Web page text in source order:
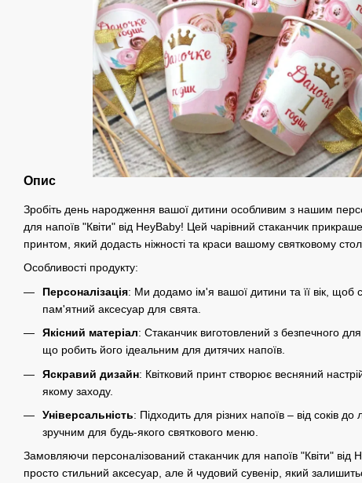
Опис
Зробіть день народження вашої дитини особливим з нашим
для напоїв "Квіти" від HeyBaby! Цей чарівний стаканчик
принтом, який додасть ніжності та краси вашому святковому
Особливості продукту:
Персоналізація: Ми додамо ім'я вашої дитини та її вік, щоб
пам'ятний аксесуар для свята.
Якісний матеріал: Стаканчик виготовлений з безпечного
що робить його ідеальним для дитячих напоїв.
Яскравий дизайн: Квітковий принт створює весняний
якому заходу.
Універсальність: Підходить для різних напоїв – від соків
зручним для будь-якого святкового меню.
Замовляючи персоналізований стаканчик для напоїв "Квіти" від
просто стильний аксесуар, але й чудовий сувенір, який